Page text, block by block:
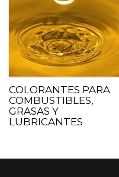
COLORANTES PARA
COMBUSTIBLES,
GRASAS Y
LUBRICANTES